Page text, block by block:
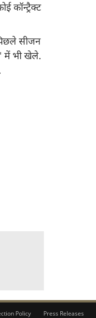
कॉन्ट्रैक्ट
सीजन
में भी खेले.
Policy Press Releases